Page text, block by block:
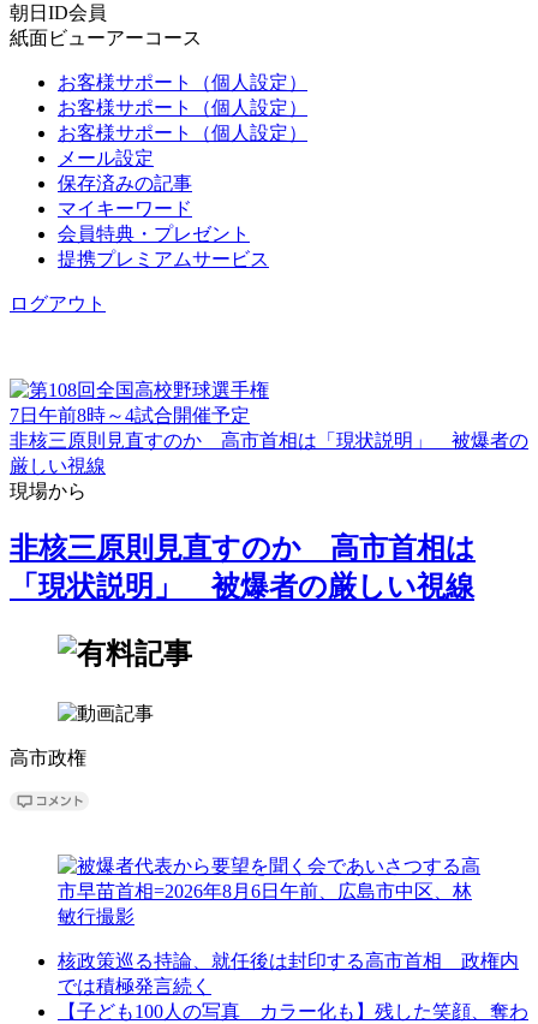
朝日ID会員
紙面ビューアーコース
お客様サポート（個人設定）
お客様サポート（個人設定）
お客様サポート（個人設定）
メール設定
保存済みの記事
マイキーワード
会員特典・プレゼント
提携プレミアムサービス
ログアウト
7日午前8時～4試合開催予定
非核三原則見直すのか 高市首相は「現状説明」 被爆者の
厳しい視線
現場から
非核三原則見直すのか 高市首相は
「現状説明」 被爆者の厳しい視線
高市政権
核政策巡る持論、就任後は封印する高市首相 政権内
では積極発言続く
【子ども100人の写真 カラー化も】残した笑顔、奪わ